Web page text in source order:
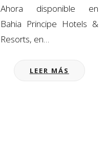
Ahora disponible en
Bahia Principe Hotels &
Resorts, en…
LEER MÁS